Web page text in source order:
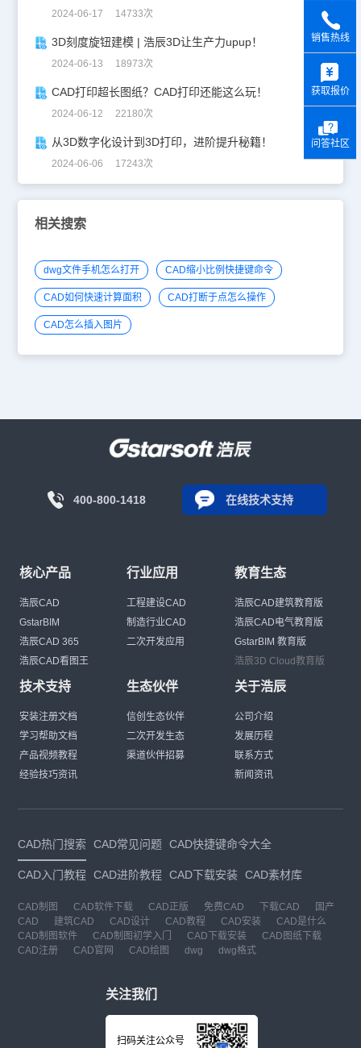
2024-06-17 14733次
3D刻度旋钮建模 | 浩辰3D让生产力upup！
2024-06-13 18973次
CAD打印超长图纸？CAD打印还能这么玩！
2024-06-12 22180次
从3D数字化设计到3D打印，进阶提升秘籍！
2024-06-06 17243次
相关搜索
dwg文件手机怎么打开 CAD缩小比例快捷键命令
CAD如何快速计算面积 CAD打断于点怎么操作
CAD怎么插入图片
400-800-1418 在线技术支持
核心产品
浩辰CAD
GstarBIM
浩辰CAD 365
浩辰CAD看图王
行业应用
工程建设CAD
制造行业CAD
二次开发应用
教育生态
浩辰CAD建筑教育版
浩辰CAD电气教育版
GstarBIM 教育版
浩辰3D Cloud教育版
技术支持
安装注册文档
学习帮助文档
产品视频教程
经验技巧资讯
生态伙伴
信创生态伙伴
二次开发生态
渠道伙伴招募
关于浩辰
公司介绍
发展历程
联系方式
新闻资讯
CAD热门搜索 CAD常见问题 CAD快捷键命令大全
CAD入门教程 CAD进阶教程 CAD下载安装 CAD素材库
CAD制图 CAD软件下载 CAD正版 免费CAD 下载CAD
国产
CAD
建筑CAD CAD设计 CAD教程 CAD安装
CAD是什么
CAD制图软件
CAD制图初学入门 CAD下载安装
CAD图纸下载
CAD注册
CAD官网 CAD绘图 dwg dwg格式
关注我们
扫码关注公众号
销售热线
获取报价
问答社区